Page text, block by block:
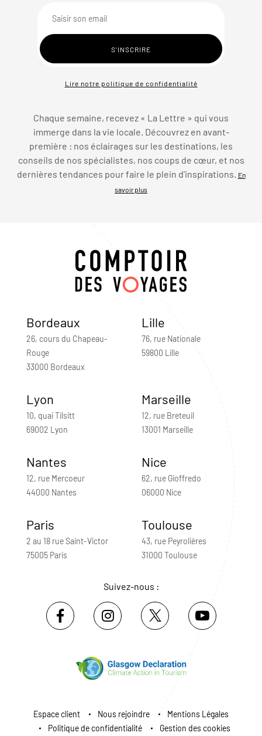
Lire notre politique de confidentialité
Chaque semaine, recevez « La Lettre » qui vous
immerge dans la vie locale. Découvrez en avant-
première : nos éclairages sur les destinations, les
conseils de nos spécialistes, nos coups de cœur, et nos
dernières tendances pour faire le plein d’inspirations.
En
savoir plus
Bordeaux
26, cours du Chapeau-
Rouge
33000 Bordeaux
Lille
76, rue Nationale
59800 Lille
Lyon
10, quai Tilsitt
69002 Lyon
Marseille
12, rue Breteuil
13001 Marseille
Nantes
12, rue Mercoeur
44000 Nantes
Nice
62, rue Gioffredo
06000 Nice
Paris
2 au 18 rue Saint-Victor
75005 Paris
Toulouse
43, rue Peyrolières
31000 Toulouse
Suivez-nous :
Espace client Nous rejoindre
Mentions Légales
Politique de confidentialité
Gestion des cookies